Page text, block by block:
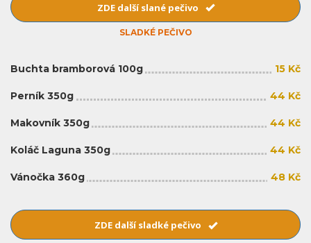
ZDE další slané pečivo
SLADKÉ PEČIVO
Buchta bramborová 100g 15 Kč
Perník 350g 44 Kč
Makovník 350g 44 Kč
Koláč Laguna 350g 44 Kč
Vánočka 360g 48 Kč
ZDE další sladké pečivo